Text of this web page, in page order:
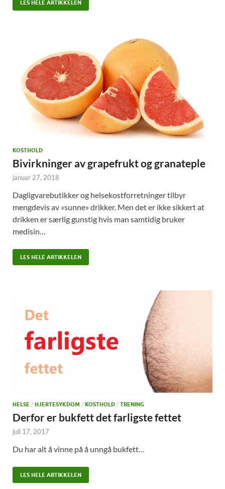
LES HELE ARTIKKELEN
KOSTHOLD
Bivirkninger av grapefrukt og granateple
januar 27, 2018
Dagligvarebutikker og helsekostforretninger tilbyr
mengdevis av «sunne» drikker. Men det er ikke sikkert at
drikken er særlig gunstig hvis man samtidig bruker
medisin…
LES HELE ARTIKKELEN
HELSE / HJERTESYKDOM / KOSTHOLD / TRENING
Derfor er bukfett det farligste fettet
juli 17, 2017
Du har alt å vinne på å unngå bukfett…
LES HELE ARTIKKELEN